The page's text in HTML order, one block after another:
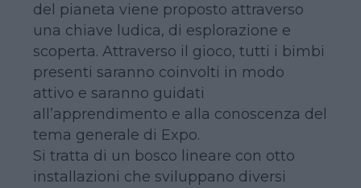
del pianeta viene proposto attraverso
una chiave ludica, di esplorazione e
scoperta. Attraverso il gioco, tutti i bimbi
presenti saranno coinvolti in modo
attivo e saranno guidati
all’apprendimento e alla conoscenza del
tema generale di Expo.
Si tratta di un bosco lineare con otto
installazioni che sviluppano diversi